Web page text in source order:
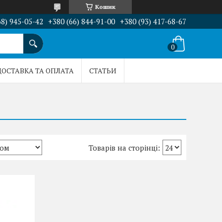
Кошик
945-05-42 +380 (66) 844-91-00 +380 (93) 417-68-67
ТА ОПЛАТА СТАТЬИ